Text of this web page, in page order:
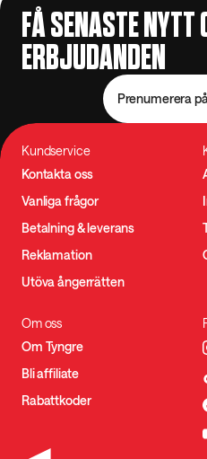
FÅ SENASTE NYTT
ERBJUDANDEN
Prenumerera
Kundservice
Kontakta oss
Vanliga frågor
Betalning & leverans
Reklamation
Utöva ångerrätten
Om oss
Om Tyngre
Bli affiliate
Rabattkoder